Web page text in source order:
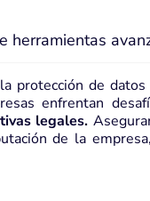
herramientas
protección de
enfrentan
legales.
de la